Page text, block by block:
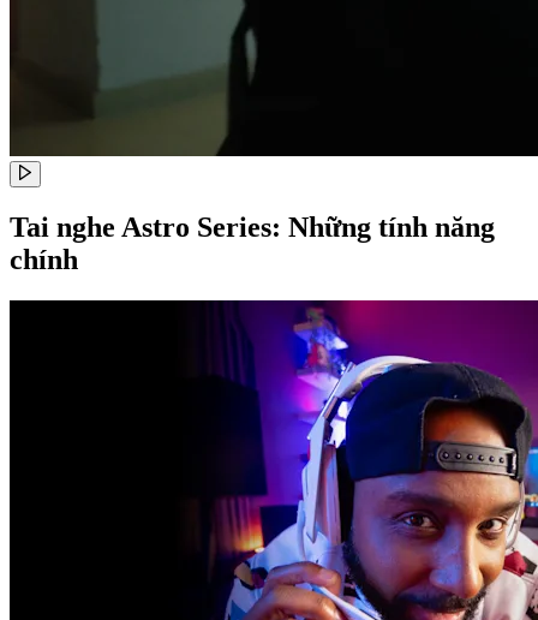
Tai nghe Astro Series: Những tính năng
chính